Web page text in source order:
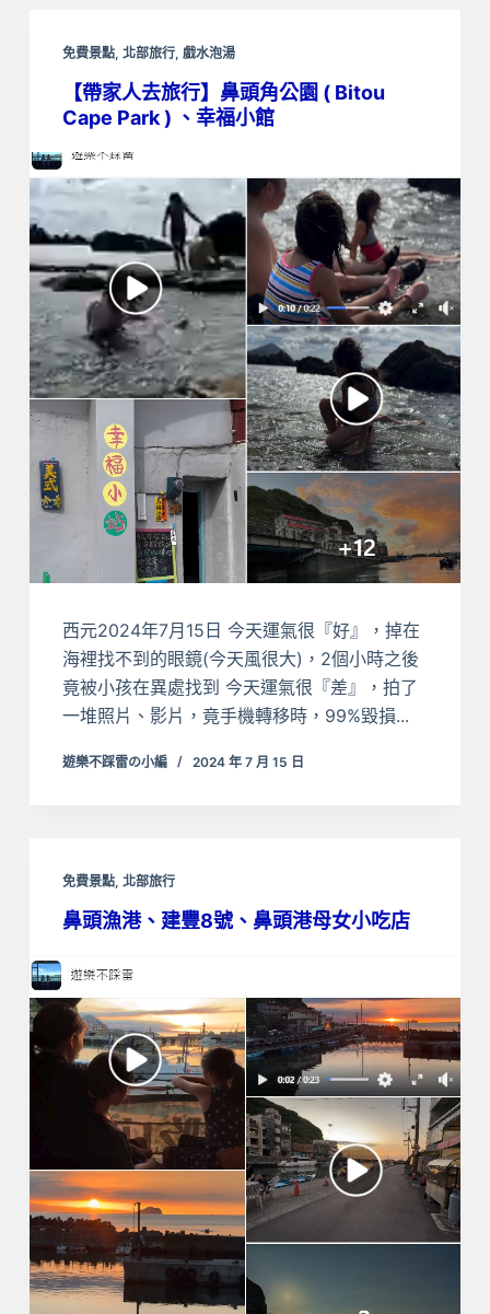
免費景點, 北部旅行, 戲水泡湯
【帶家人去旅行】鼻頭角公園 ( Bitou
Cape Park ) 、幸福小館
西元2024年7月15日 今天運氣很『好』，掉在
海裡找不到的眼鏡(今天風很大)，2個小時之後
竟被小孩在異處找到 今天運氣很『差』，拍了
一堆照片、影片，竟手機轉移時，99%毀損...
遊樂不踩雷の小編 2024 年 7 月 15 日
免費景點, 北部旅行
鼻頭漁港、建豐8號、鼻頭港母女小吃店